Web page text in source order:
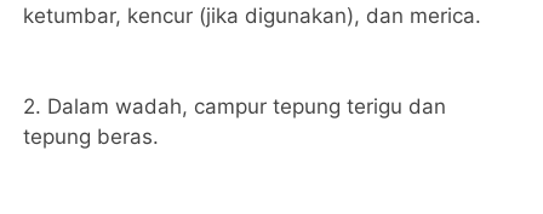
ketumbar, kencur (jika digunakan), dan merica.
2. Dalam wadah, campur tepung terigu dan
tepung beras.